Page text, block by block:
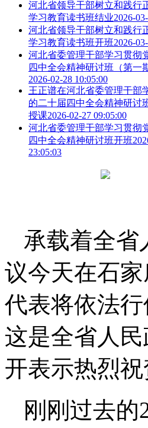
河北省领导干部树立和践行
学习教育读书班结业2026-
河北省领导干部树立和践行
学习教育读书班开班2026-
河北省委管理干部学习贯彻
四中全会精神研讨班（第一
2026-02-28 10:05:00
王正谱在河北省委管理干部
的二十届四中全会精神研讨
授课2026-02-27 09:05:00
河北省委管理干部学习贯彻
四中全会精神研讨班开班
23:05:03
承载着全省
议今天在石
代表将依法
这是全省人
开表示热烈祝
刚刚过去的